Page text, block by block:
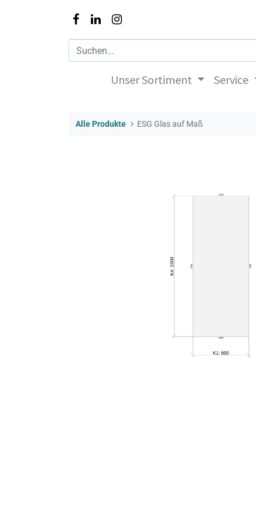
Unser Sortiment Service
Alle Produkte ESG Glas auf Maß